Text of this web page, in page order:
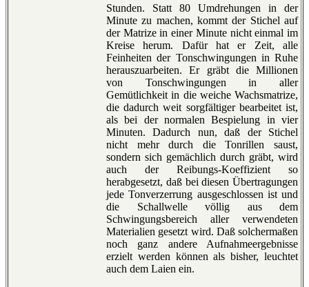
Stunden. Statt 80 Umdrehungen in der
Minute zu machen, kommt der Stichel auf
der Matrize in einer Minute nicht einmal im
Kreise herum. Dafür hat er Zeit, alle
Feinheiten der Tonschwingungen in Ruhe
herauszuarbeiten. Er gräbt die Millionen
von Tonschwingungen in aller
Gemütlichkeit in die weiche Wachsmatrize,
die dadurch weit sorgfältiger bearbeitet ist,
als bei der normalen Bespielung in vier
Minuten. Dadurch nun, daß der Stichel
nicht mehr durch die Tonrillen saust,
sondern sich gemächlich durch gräbt, wird
auch der Reibungs-Koeffizient so
herabgesetzt, daß bei diesen Übertragungen
jede Tonverzerrung ausgeschlossen ist und
die Schallwelle völlig aus dem
Schwingungsbereich aller verwendeten
Materialien gesetzt wird. Daß solchermaßen
noch ganz andere Aufnahmeergebnisse
erzielt werden können als bisher, leuchtet
auch dem Laien ein.